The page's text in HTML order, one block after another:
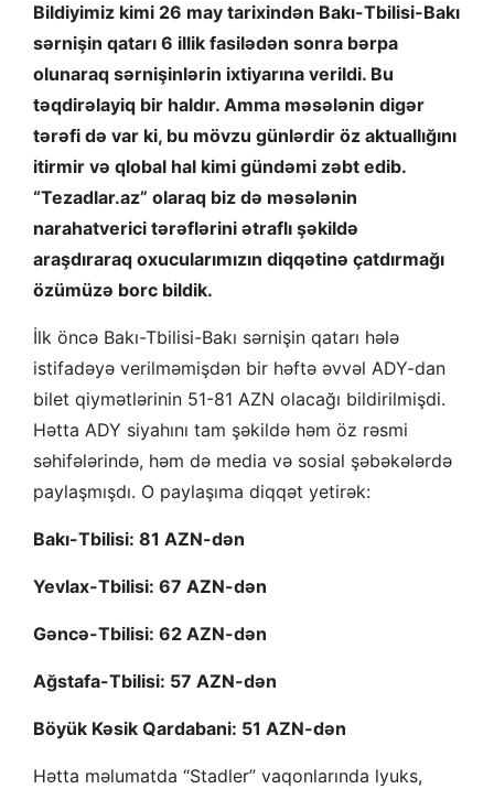
Bildiyimiz kimi 26 may tarixindən Bakı-Tbilisi-Bakı
sərnişin qatarı 6 illik fasilədən sonra bərpa
olunaraq sərnişinlərin ixtiyarına verildi. Bu
təqdirəlayiq bir haldır. Amma məsələnin digər
tərəfi də var ki, bu mövzu günlərdir öz aktuallığını
itirmir və qlobal hal kimi gündəmi zəbt edib.
“Tezadlar.az” olaraq biz də məsələnin
narahatverici tərəflərini ətraflı şəkildə
araşdıraraq oxucularımızın diqqətinə çatdırmağı
özümüzə borc bildik.
İlk öncə Bakı-Tbilisi-Bakı sərnişin qatarı hələ
istifadəyə verilməmişdən bir həftə əvvəl ADY-dan
bilet qiymətlərinin 51-81 AZN olacağı bildirilmişdi.
Hətta ADY siyahını tam şəkildə həm öz rəsmi
səhifələrində, həm də media və sosial şəbəkələrdə
paylaşmışdı. O paylaşıma diqqət yetirək:
Bakı-Tbilisi: 81 AZN-dən
Yevlax-Tbilisi: 67 AZN-dən
Gəncə-Tbilisi: 62 AZN-dən
Ağstafa-Tbilisi: 57 AZN-dən
Böyük Kəsik Qardabani: 51 AZN-dən
Hətta məlumatda “Stadler” vaqonlarında lyuks,